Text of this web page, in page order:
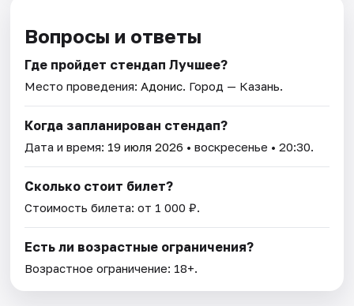
Вопросы и ответы
Где пройдет стендап Лучшее?
Место проведения:Адонис. Город — Казань.
Когда запланирован стендап?
Дата и время: 19 июля 2026 • воскресенье • 20:30.
Сколько стоит билет?
Стоимость билета: от 1 000 ₽.
Есть ли возрастные ограничения?
Возрастное ограничение: 18+.